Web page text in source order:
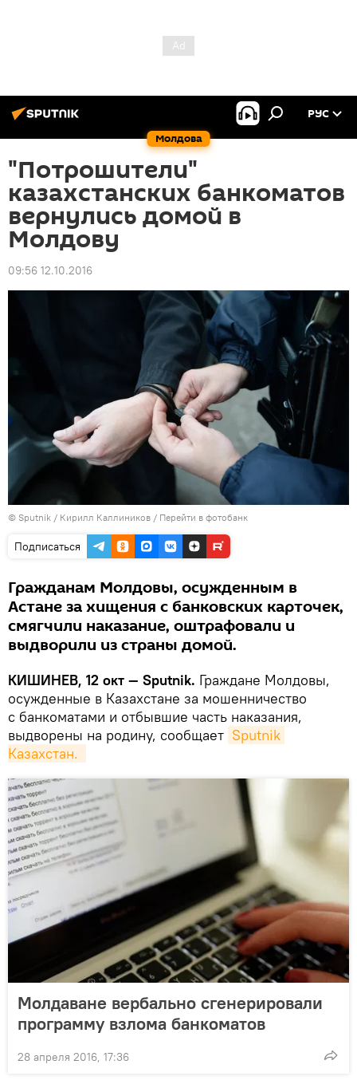
Молдова
РУС
"Потрошители"
казахстанских банкоматов
вернулись домой в
Молдову
09:56 12.10.2016
© Sputnik / Кирилл Каллиников / Перейти в фотобанк
Подписаться
Гражданам Молдовы, осужденным в
Астане за хищения с банковских карточек,
смягчили наказание, оштрафовали и
выдворили из страны домой.
КИШИНЕВ, 12 окт — Sputnik. Граждане Молдовы,
осужденные в Казахстане за мошенничество
с банкоматами и отбывшие часть наказания,
выдворены на родину, сообщает Sputnik
Казахстан.
Молдаване вербально сгенерировали
программу взлома банкоматов
28 апреля 2016, 17:36